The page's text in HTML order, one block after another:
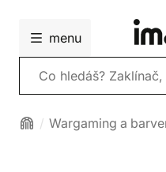
menu
Vyhledávání
Wargaming a